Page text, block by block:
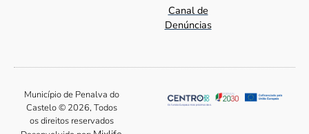
Canal de
Denúncias
Município de Penalva do
Castelo © 2026, Todos
os direitos reservados